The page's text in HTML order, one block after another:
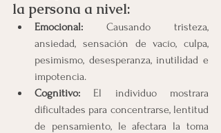
la persona a nivel:
Emocional: Causando tristeza,
ansiedad, sensación de vacío, culpa,
pesimismo, desesperanza, inutilidad e
impotencia.
Cognitivo: El individuo mostrara
dificultades para concentrarse, lentitud
de pensamiento, le afectara la toma